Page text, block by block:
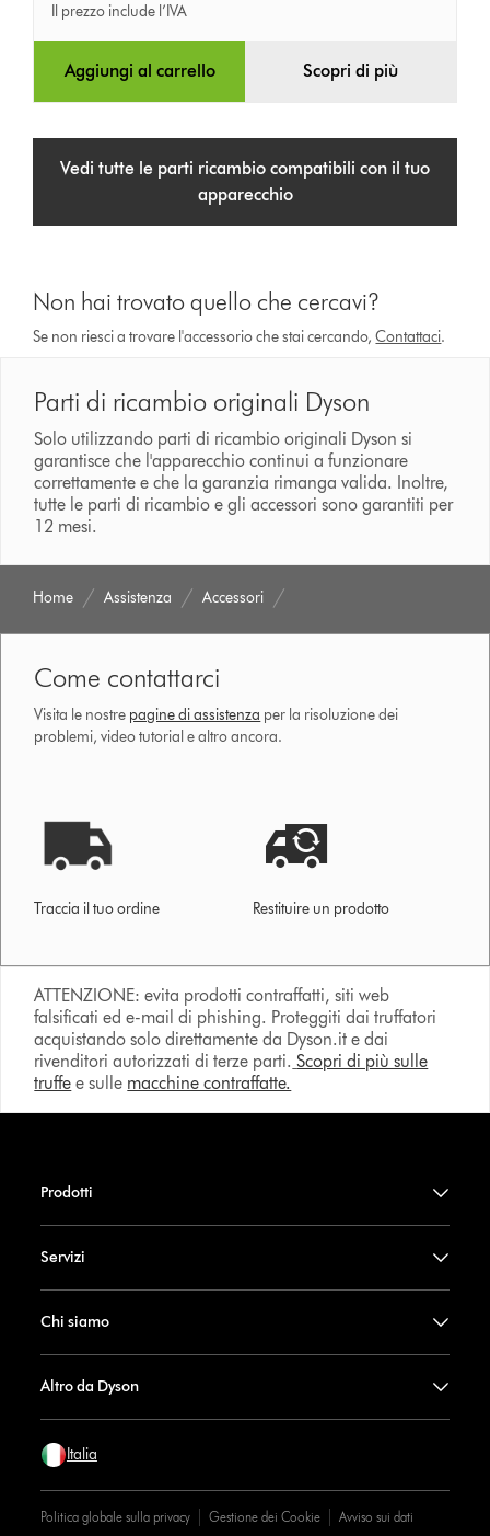
Il prezzo include l’IVA
Aggiungi al carrello Scopri di più
Vedi tutte le parti ricambio compatibili con il tuo
apparecchio
Non hai trovato quello che cercavi?
Se non riesci a trovare l'accessorio che stai cercando,Contattaci.
Parti di ricambio originali Dyson
Solo utilizzando parti di ricambio originali Dyson si
garantisce che l'apparecchio continui a funzionare
correttamente e che la garanzia rimanga valida. Inoltre,
tutte le parti di ricambio e gli accessori sono garantiti per
12 mesi.
Home Assistenza Accessori
Come contattarci
Visita le nostre pagine di assistenza per la risoluzione dei
problemi, video tutorial e altro ancora.
Traccia il tuo ordine Restituire un prodotto
ATTENZIONE: evita prodotti contraffatti, siti web
falsificati ed e-mail di phishing. Proteggiti dai truffatori
acquistando solo direttamente da Dyson.it e dai
rivenditori autorizzati di terze parti. Scopri di più sulle
truffe e sulle macchine contraffatte.
Prodotti
Servizi
Chi siamo
Altro da Dyson
Italia
Politica globale sulla privacy Gestione dei Cookie Avviso sui dati